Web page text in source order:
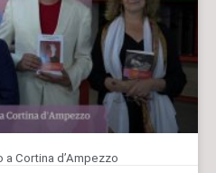
Cortina d’Ampezzo